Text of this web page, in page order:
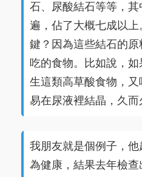
石、尿酸結石等等，
遍，佔了大概七成以
鍵？因為這些結石的
吃的食物。比如說，
生這類高草酸食物，
易在尿液裡結晶，久而
我朋友就是個例子，
為健康，結果去年檢